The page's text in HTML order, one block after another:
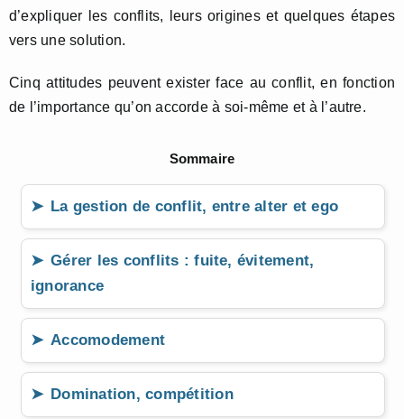
d’expliquer les conflits, leurs origines et quelques étapes
vers une solution.
Cinq attitudes peuvent exister face au conflit, en fonction
de l’importance qu’on accorde à soi-même et à l’autre.
Sommaire
La gestion de conflit, entre alter et ego
Gérer les conflits : fuite, évitement,
ignorance
Accomodement
Domination, compétition